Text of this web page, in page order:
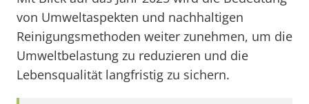
von Umweltaspekten und nachhaltigen
Reinigungsmethoden weiter zunehmen, um die
Umweltbelastung zu reduzieren und die
Lebensqualität langfristig zu sichern.